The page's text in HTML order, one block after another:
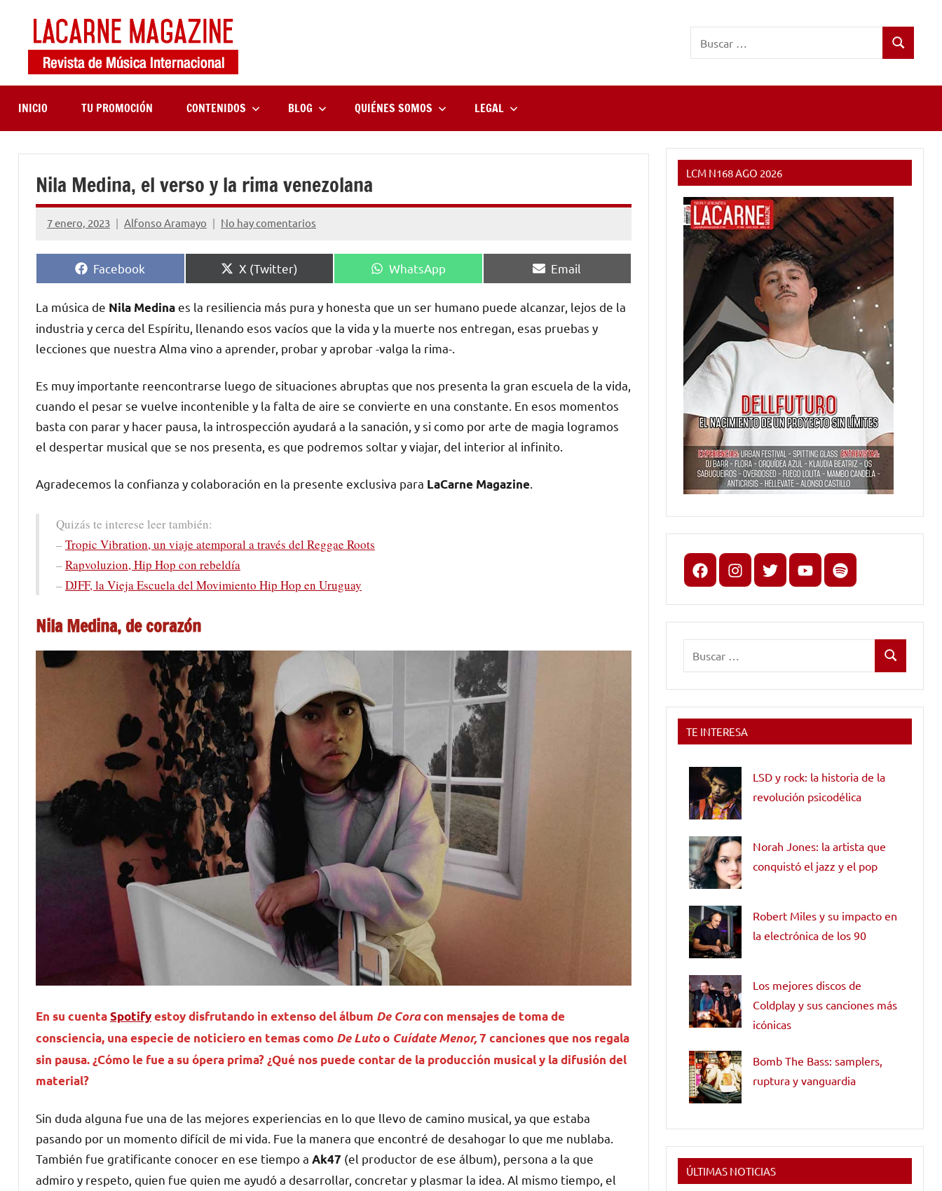
contenido
Magazine
música
internacional
Buscar
INICIO TU PROMOCIÓN CONTENIDOS BLOG QUIÉNES SOMOS LEGAL
Nila Medina, el verso y la rima venezolana
7 enero, 2023 Alfonso Aramayo No hay comentarios
Compartir
en
Facebook
Compartir
en
X (Twitter)
Compartir
en
WhatsApp
Compartir
en
Email
La música de Nila Medinaes la resiliencia más pura y honesta que un ser humano puede alcanzar, lejos de la
industria y cerca del Espíritu, llenando esos vacíos que la vida y la muerte nos entregan, esas pruebas y
lecciones que nuestra Alma vino a aprender, probar y aprobar -valga la rima-.
Es muy importante reencontrarse luego de situaciones abruptas que nos presenta la gran escuela de la vida,
cuando el pesar se vuelve incontenible y la falta de aire se convierte en una constante. En esos momentos
basta con parar y hacer pausa, la introspección ayudará a la sanación, y si como por arte de magia logramos
el despertar musical que se nos presenta, es que podremos soltar y viajar, del interior al infinito.
Agradecemos la confianza y colaboración en la presente exclusiva para LaCarne Magazine
Quizás te interese leer también:
–Tropic Vibration, un viaje atemporal a través del Reggae Roots
–Rapvoluzion, Hip Hop con rebeldía
–DJFF, la Vieja Escuela del Movimiento Hip Hop en Uruguay
Nila Medina, de corazón
En su cuentaSpotifyestoy disfrutando in extenso del álbum De Coracon mensajes de toma de
consciencia, una especie de noticiero en temas como De Lutoo Cuídate Menor,7 canciones que nos regala
sin pausa. ¿Cómo le fue a su ópera prima? ¿Qué nos puede contar de la producción musical y la difusión del
material?
Sin duda alguna fue una de las mejores experiencias en lo que llevo de camino musical, ya que estaba
pasando por un momento difícil de mi vida. Fue la manera que encontré de desahogar lo que me nublaba.
También fue gratificante conocer en ese tiempo a Ak47 (el productor de ese álbum), persona a la que
admiro y respeto, quien fue quien me ayudó a desarrollar, concretar y plasmar la idea. Al mismo tiempo, el
LCM N168 AGO 2026
FacebookInstagram
X youtubespotify
Buscar
TE INTERESA
LSD y rock: la historia de la
revolución psicodélica
Norah Jones: la artista que
conquistó el jazz y el pop
Robert Miles y su impacto en
la electrónica de los 90
Los mejores discos de
Coldplay y sus canciones más
icónicas
Bomb The Bass: samplers,
ruptura y vanguardia
ÚLTIMAS NOTICIAS